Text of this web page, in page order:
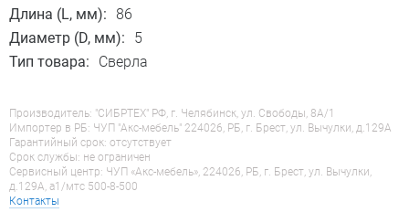
Длина (L, мм): 86
Диаметр (D, мм):
5
Тип товара:
Сверла
Производитель: "СИБРТЕХ" РФ, г. Челябинск, ул. Свободы, 8А/1
Импортер в РБ: ЧУП "Акс-мебель" 224026, РБ, г. Брест, ул. Вычулки, д.129А
Гарантийный срок: отсутствует
Срок службы: не ограничен
Сервисный центр: ЧУП «Акс-мебель», 224026, РБ, г. Брест, ул. Вычулки,
д.129А, a1/мтс 500-8-500
Контакты